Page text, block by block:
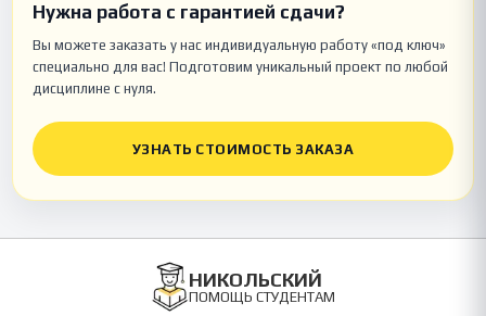
Нужна работа с гарантией сдачи?
Вы можете заказать у нас индивидуальную работу «под ключ»
специально для вас! Подготовим уникальный проект по любой
дисциплине с нуля.
УЗНАТЬ СТОИМОСТЬ ЗАКАЗА
НИКОЛЬСКИЙ
ПОМОЩЬ СТУДЕНТАМ